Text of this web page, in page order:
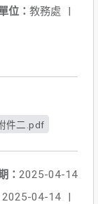
位： 教務處 |
件二.pdf
： 2025-04-14
2025-04-14 |